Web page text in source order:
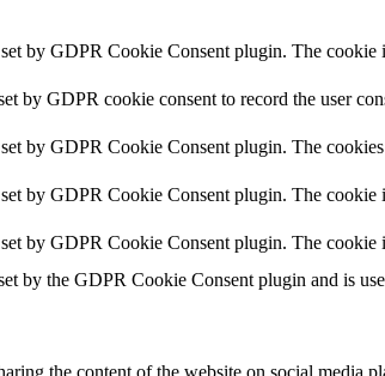
by GDPR Cookie Consent plugin. The
by GDPR cookie consent to record the user
by GDPR Cookie Consent plugin. The
by GDPR Cookie Consent plugin. The cookie
by GDPR Cookie Consent plugin. The cookie
by the GDPR Cookie Consent plugin and is
the content of the website on social media